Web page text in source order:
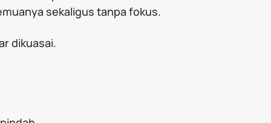
sekaligus tanpa fokus.
dikuasai.